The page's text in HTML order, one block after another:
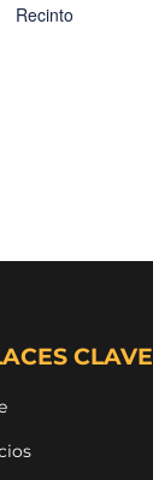
Recinto
CLAVE